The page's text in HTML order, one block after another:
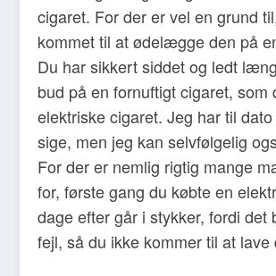
cigaret. For der er vel en grund
kommet til at ødelægge den på
Du har sikkert siddet og ledt
bud på en fornuftigt cigaret,
elektriske cigaret. Jeg har til
sige, men jeg kan selvfølgelig
For der er nemlig rigtig mange
for, første gang du købte en
dage efter går i stykker, fordi
fejl, så du ikke kommer til at